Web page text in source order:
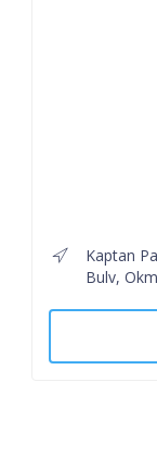
Kaptan
Bulv,